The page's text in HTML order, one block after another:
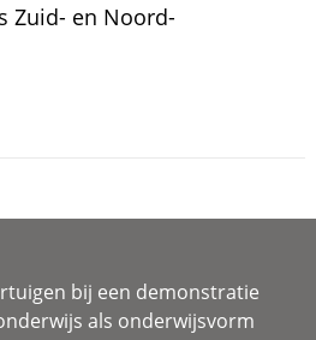
Zuid- en Noord-
bij een demonstratie
als onderwijsvorm